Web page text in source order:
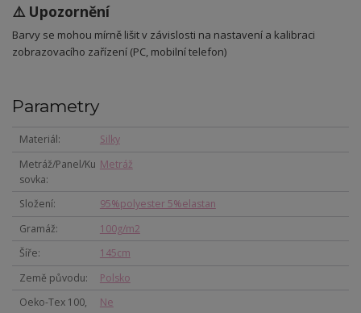
⚠️ Upozornění
Barvy se mohou mírně lišit v závislosti na nastavení a kalibraci
zobrazovacího zařízení (PC, mobilní telefon)
Parametry
Materiál
Silky
Metráž/Panel/Ku
sovka
Metráž
Složení
95%polyester 5%elastan
Gramáž
100g/m2
Šíře
145cm
Země původu
Polsko
Oeko-Tex 100,
Ne